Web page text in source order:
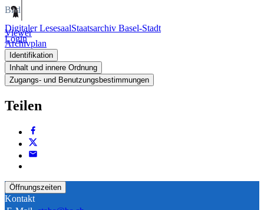
Digitaler LesesaalStaatsarchiv Basel-Stadt
Login
Bild
Viewer
Archivplan
Identifikation
Inhalt und innere Ordnung
Zugangs- und Benutzungsbestimmungen
Teilen
Öffnungszeiten
Kontakt